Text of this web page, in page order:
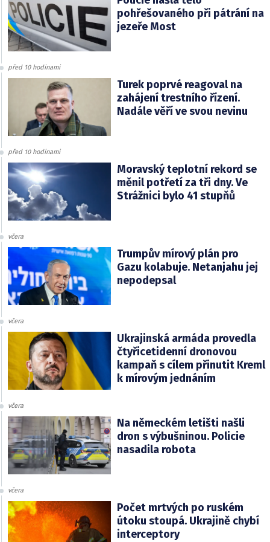
pohřešovaného při pátrání na
jezeře Most
před 10 hodinami
Turek poprvé reagoval na
zahájení trestního řízení.
Nadále věří ve svou nevinu
před 10 hodinami
Moravský teplotní rekord se
měnil potřetí za tři dny. Ve
Strážnici bylo 41 stupňů
včera
Trumpův mírový plán pro
Gazu kolabuje. Netanjahu jej
nepodepsal
včera
Ukrajinská armáda provedla
čtyřicetidenní dronovou
kampaň s cílem přinutit Kreml
k mírovým jednáním
včera
Na německém letišti našli
dron s výbušninou. Policie
nasadila robota
včera
Počet mrtvých po ruském
útoku stoupá. Ukrajině chybí
interceptory